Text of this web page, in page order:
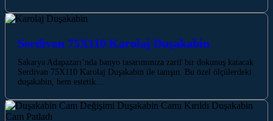
Serdivan 75X110 Karolaj Duşakabin
Sakarya Adapazarı’nda banyo tasarımınıza zarif bir dokunuş katacak
Serdivan 75X110 Karolaj Duşakabin ile tanışın. Bu özel ölçülerdeki
duşakabin, hem estetik…